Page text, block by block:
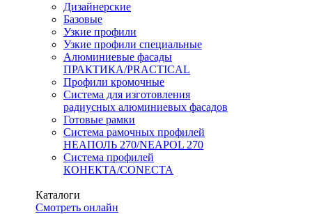
Дизайнерские
Базовые
Узкие профили
Узкие профили специальные
Алюминиевые фасады
ПРАКТИКА/PRACTICAL
Профили кромочные
Система для изготовления
радиусных алюминиевых фасадов
Готовые рамки
Система рамочных профилей
НЕАПОЛЬ 270/NEAPOL 270
Система профилей
КОНЕКТА/CONECTA
Каталоги
Смотреть онлайн